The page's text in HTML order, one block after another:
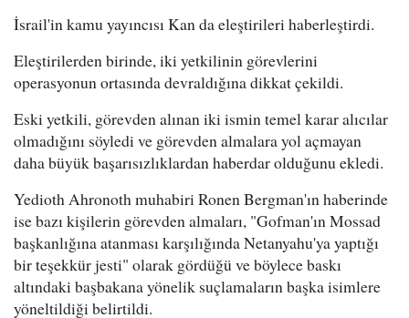
İsrail'in kamu yayıncısı Kan da eleştirileri haberleştirdi.
Eleştirilerden birinde, iki yetkilinin görevlerini
operasyonun ortasında devraldığına dikkat çekildi.
Eski yetkili, görevden alınan iki ismin temel karar alıcılar
olmadığını söyledi ve görevden almalara yol açmayan
daha büyük başarısızlıklardan haberdar olduğunu ekledi.
Yedioth Ahronoth muhabiri Ronen Bergman'ın haberinde
ise bazı kişilerin görevden almaları, "Gofman'ın Mossad
başkanlığına atanması karşılığında Netanyahu'ya yaptığı
bir teşekkür jesti" olarak gördüğü ve böylece baskı
altındaki başbakana yönelik suçlamaların başka isimlere
yöneltildiği belirtildi.